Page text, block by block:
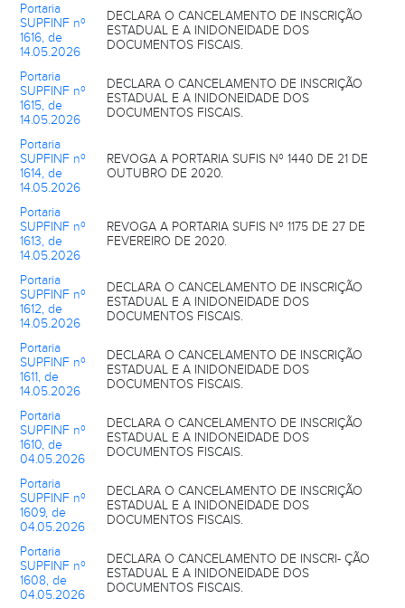
Portaria
SUPFINF nº
1616, de
14.05.2026
DECLARA O CANCELAMENTO DE INSCRIÇÃO
ESTADUAL E A INIDONEIDADE DOS
DOCUMENTOS FISCAIS.
Portaria
SUPFINF nº
1615, de
14.05.2026
DECLARA O CANCELAMENTO DE INSCRIÇÃO
ESTADUAL E A INIDONEIDADE DOS
DOCUMENTOS FISCAIS.
Portaria
SUPFINF nº
1614, de
14.05.2026
REVOGA A PORTARIA SUFIS Nº 1440 DE 21 DE
OUTUBRO DE 2020.
Portaria
SUPFINF nº
1613, de
14.05.2026
REVOGA A PORTARIA SUFIS Nº 1175 DE 27 DE
FEVEREIRO DE 2020.
Portaria
SUPFINF nº
1612, de
14.05.2026
DECLARA O CANCELAMENTO DE INSCRIÇÃO
ESTADUAL E A INIDONEIDADE DOS
DOCUMENTOS FISCAIS.
Portaria
SUPFINF nº
1611, de
14.05.2026
DECLARA O CANCELAMENTO DE INSCRIÇÃO
ESTADUAL E A INIDONEIDADE DOS
DOCUMENTOS FISCAIS.
Portaria
SUPFINF nº
1610, de
04.05.2026
DECLARA O CANCELAMENTO DE INSCRIÇÃO
ESTADUAL E A INIDONEIDADE DOS
DOCUMENTOS FISCAIS.
Portaria
SUPFINF nº
1609, de
04.05.2026
DECLARA O CANCELAMENTO DE INSCRIÇÃO
ESTADUAL E A INIDONEIDADE DOS
DOCUMENTOS FISCAIS.
Portaria
SUPFINF nº
1608, de
04.05.2026
DECLARA O CANCELAMENTO DE INSCRI- ÇÃO
ESTADUAL E A INIDONEIDADE DOS
DOCUMENTOS FISCAIS.